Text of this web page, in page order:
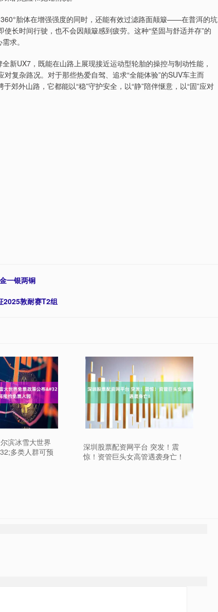
胎体在增强强度的同时，还能有效过滤路面颠簸——在普洱的坑
长时间行驶，也不会因颠簸感到疲劳。这种“坚固与舒适并存”的
求。
新UX7，既能在山路上展现接近运动型轮胎的操控与制动性能，
复杂路况。对于那些热爱自驾、追求“全能体验”的SUV车主而
郊外山路，它都能以“稳”守护安全，以“静”陪伴惬意，以“固”应对
一银两铜
2025敦耐赛T2组
滨冰雪大世界
多类人群可预
深圳股票配资网平台 突发！震
惊！资管巨头女高管遇袭身亡！